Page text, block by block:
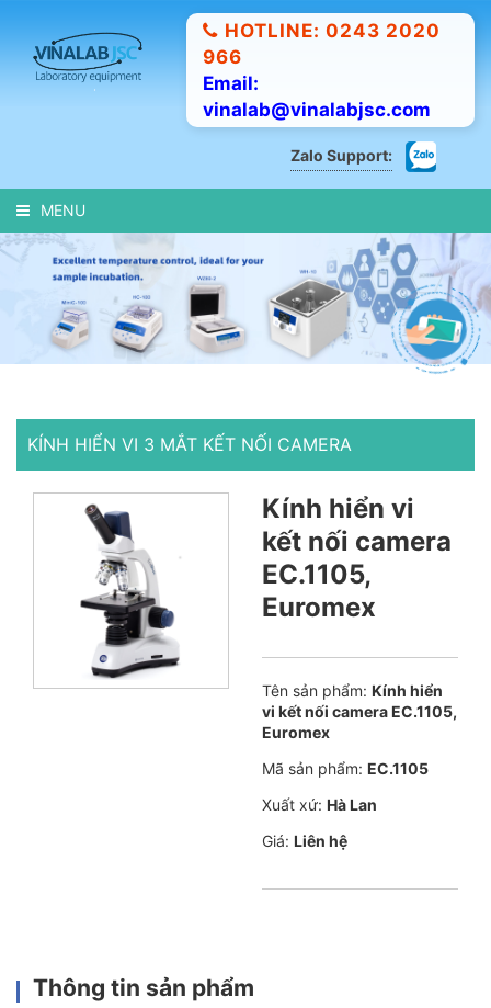
HOTLINE: 0243 2020
966
Email:
vinalab@vinalabjsc.com
Zalo Support:
MENU
KÍNH HIỂN VI 3 MẮT KẾT NỐI CAMERA
Kính hiển vi
kết nối camera
EC.1105,
Euromex
Tên sản phẩm: Kính hiển
vi kết nối camera EC.1105,
Euromex
Mã sản phẩm: EC.1105
Xuất xứ: Hà Lan
Giá: Liên hệ
Thông tin sản phẩm